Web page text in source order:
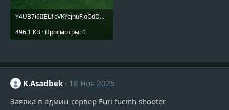
Y4UB7i6IIEL1cVKYcjnuFjoCdDBx9lnIyt-K6d8JWSVdwwT9R00RYU8ecKcvhoQwQu5J1rArDs4JmchLmN3Kipaw.jpg
496.1 KB · Просмотры: 0
K.Asadbek
18 Ноя 2025
Заявка в админ сервер Furi fucinh shooter